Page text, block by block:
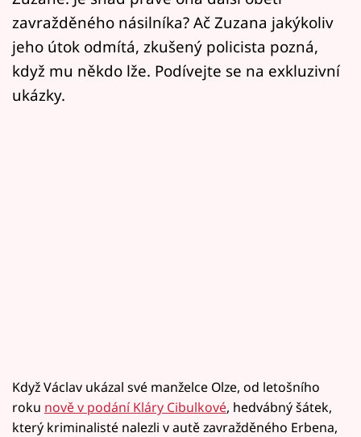
Přihlášení
Sledujte nás
zavražděného násilníka? Ač Zuzana jakýkoliv
jeho útok odmítá, zkušený policista pozná,
když mu někdo lže. Podívejte se na exkluzivní
ukázky.
Když Václav ukázal své manželce Olze, od letošního
roku nově v podání Kláry Cibulkové, hedvábný šátek,
který kriminalisté nalezli v autě zavražděného Erbena,